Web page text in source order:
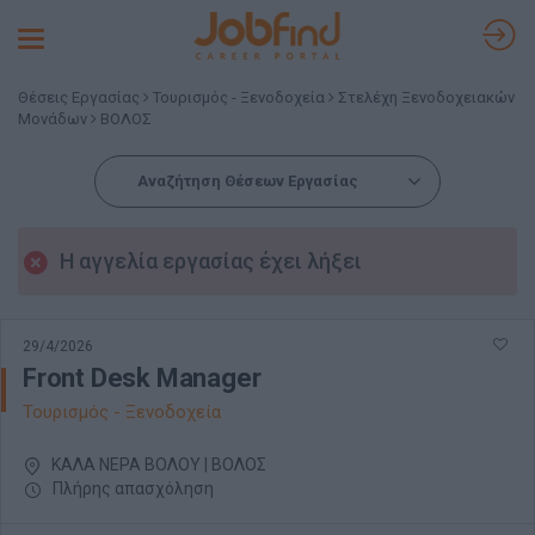
Toggle
Θέσεις Εργασίας Τουρισμός - Ξενοδοχεία
Στελέχη Ξενοδοχειακών
Μονάδων
ΒΟΛΟΣ
Αναζήτηση Θέσεων Εργασίας
Η αγγελία εργασίας έχει λήξει
29/4/2026
Front Desk Manager
Τουρισμός - Ξενοδοχεία
ΚΑΛΑ ΝΕΡΑ ΒΟΛΟΥ | ΒΟΛΟΣ
Πλήρης απασχόληση